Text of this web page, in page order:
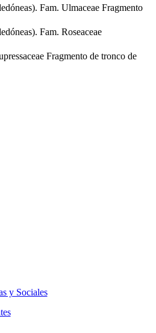
Fam. Ulmaceae Fragmento
Fam. Roseaceae
Fragmento de tronco de